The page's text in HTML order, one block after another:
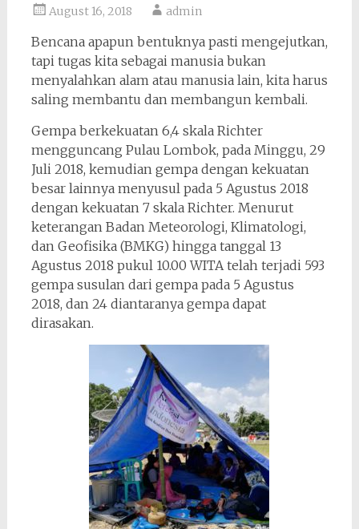
August 16, 2018 admin
Bencana apapun bentuknya pasti mengejutkan,
tapi tugas kita sebagai manusia bukan
menyalahkan alam atau manusia lain, kita harus
saling membantu dan membangun kembali.
Gempa berkekuatan 6,4 skala Richter
mengguncang Pulau Lombok, pada Minggu, 29
Juli 2018, kemudian gempa dengan kekuatan
besar lainnya menyusul pada 5 Agustus 2018
dengan kekuatan 7 skala Richter. Menurut
keterangan Badan Meteorologi, Klimatologi,
dan Geofisika (BMKG) hingga tanggal 13
Agustus 2018 pukul 10.00 WITA telah terjadi 593
gempa susulan dari gempa pada 5 Agustus
2018, dan 24 diantaranya gempa dapat
dirasakan.